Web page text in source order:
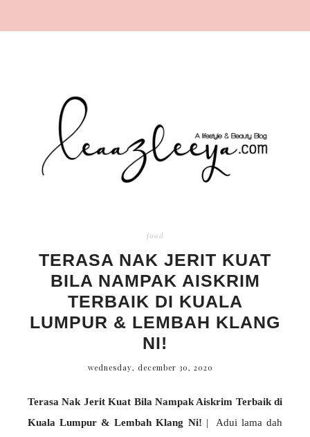
food
TERASA NAK JERIT KUAT
BILA NAMPAK AISKRIM
TERBAIK DI KUALA
LUMPUR & LEMBAH KLANG
NI!
wednesday, december 30, 2020
Terasa Nak Jerit Kuat Bila Nampak Aiskrim Terbaik di
Kuala Lumpur & Lembah Klang Ni! | Adui lama dah